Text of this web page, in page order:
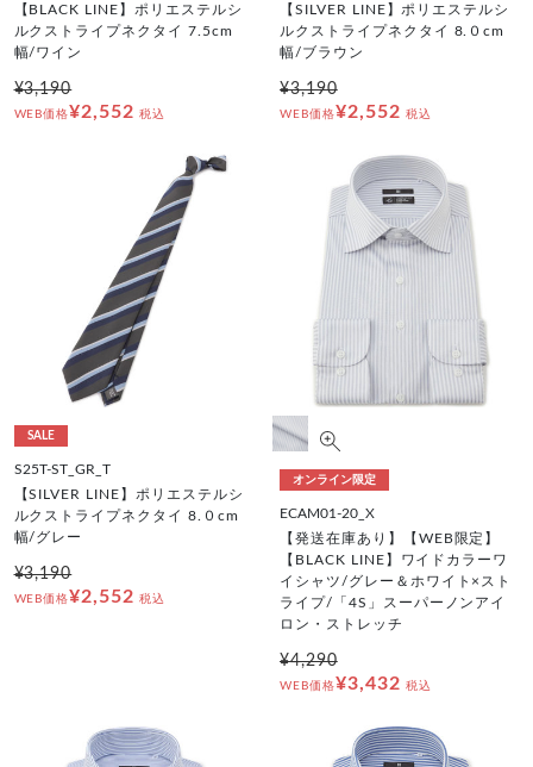
【BLACK LINE】ポリエステルシ
ルクストライプネクタイ 7.5cm
幅/ワイン
¥3,190
WEB価格¥2,552 税込
【SILVER LINE】ポリエステルシ
ルクストライプネクタイ 8.０cm
幅/ブラウン
¥3,190
WEB価格¥2,552 税込
SALE
S25T-ST_GR_T
【SILVER LINE】ポリエステルシ
ルクストライプネクタイ 8.０cm
幅/グレー
¥3,190
WEB価格¥2,552 税込
オンライン限定
ECAM01-20_X
【発送在庫あり】【WEB限定】
【BLACK LINE】ワイドカラーワ
イシャツ/グレー＆ホワイト×スト
ライプ/「4S」スーパーノンアイ
ロン・ストレッチ
¥4,290
WEB価格¥3,432 税込